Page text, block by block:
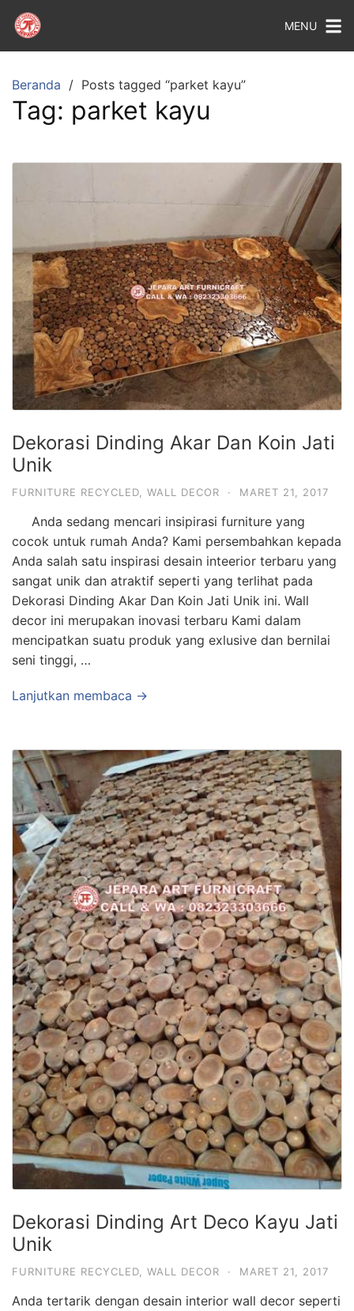
MENU
Beranda Posts tagged “parket kayu”
Tag: parket kayu
Dekorasi Dinding Akar Dan Koin Jati
Unik
FURNITURE RECYCLED WALL DECOR · MARET 21, 2017
Anda sedang mencari insipirasi furniture yang
cocok untuk rumah Anda? Kami persembahkan kepada
Anda salah satu inspirasi desain inteerior terbaru yang
sangat unik dan atraktif seperti yang terlihat pada
Dekorasi Dinding Akar Dan Koin Jati Unik ini. Wall
decor ini merupakan inovasi terbaru Kami dalam
mencipatkan suatu produk yang exlusive dan bernilai
seni tinggi, …
Lanjutkan membaca →
Dekorasi Dinding Art Deco Kayu Jati
Unik
FURNITURE RECYCLED WALL DECOR · MARET 21, 2017
Anda tertarik dengan desain interior wall decor seperti